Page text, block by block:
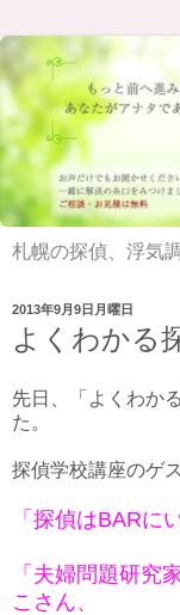
札幌の探偵、浮気
2013年9月9日月曜日
よくわかる
先日、「よくわか
た。
探偵学校講座のゲ
「探偵はBARに
「夫婦問題研究
こさん、